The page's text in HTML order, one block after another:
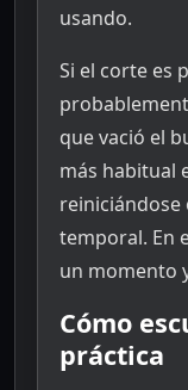
usando.
Si el corte es
que vació el
más habitual
reiniciándose
temporal. En
un momento
Cómo
práctica